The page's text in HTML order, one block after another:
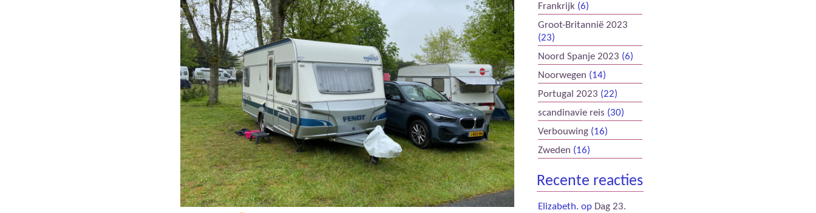
Frankrijk (6)
Groot-Britannië 2023
(23)
Noord Spanje 2023 (6)
Noorwegen (14)
Portugal 2023 (22)
scandinavie reis (30)
Verbouwing (16)
Zweden (16)
Recente reacties
Elizabeth. op Dag 23.